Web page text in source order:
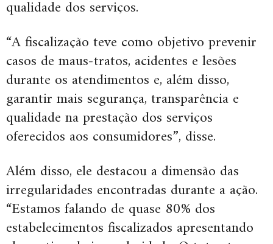
qualidade dos serviços.
“A fiscalização teve como objetivo prevenir
casos de maus-tratos, acidentes e lesões
durante os atendimentos e, além disso,
garantir mais segurança, transparência e
qualidade na prestação dos serviços
oferecidos aos consumidores”, disse.
Além disso, ele destacou a dimensão das
irregularidades encontradas durante a ação.
“Estamos falando de quase 80% dos
estabelecimentos fiscalizados apresentando